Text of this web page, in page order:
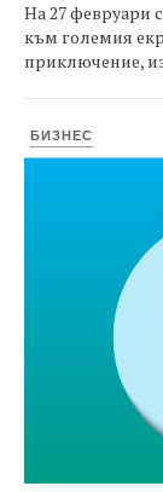
На 27 февруари
към големия
приключение,
БИЗНЕС